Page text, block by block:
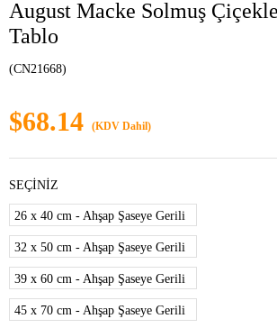
August Macke Solmuş
Tablo
(CN21668)
$68.14 (KDV Dahil)
SEÇİNİZ
26 x 40 cm - Ahşap Şaseye Gerili
32 x 50 cm - Ahşap Şaseye Gerili
39 x 60 cm - Ahşap Şaseye Gerili
45 x 70 cm - Ahşap Şaseye Gerili